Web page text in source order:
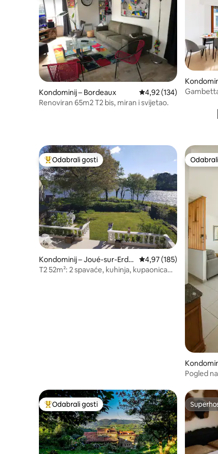
Kondominij – Bordeaux Prosječna ocjena:
4,92 (134)
Renoviran 65m2 T2 bis, miran i svijetao.
Među najviše rangiranima s oznakom „Odabrali gosti”
Odabrali gosti
Kondominij – Joué-sur-Erdr
e
Prosječna ocjena:
4,97 (185)
T2 52m²: 2 spavaće, kuhinja, kupaonica
Pogled
Među najviše rangiranima s oznakom „Odabrali gosti”
Odabrali gosti